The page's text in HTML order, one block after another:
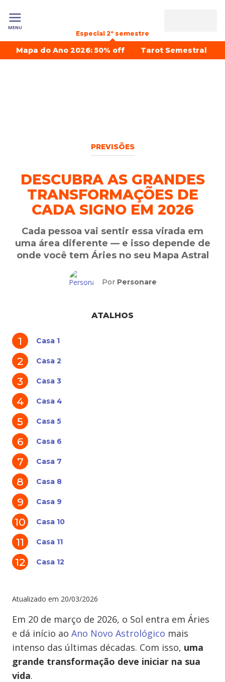
MENU
Especial 2º semestre
Mapa do Ano 2026: 50% off Tarot Semestral
PREVISÕES
DESCUBRA AS GRANDES
TRANSFORMAÇÕES DE
CADA SIGNO EM 2026
Cada pessoa vai sentir essa virada em
uma área diferente — e isso depende de
onde você tem Áries no seu Mapa Astral
Por Personare
ATALHOS
Casa 1
Casa 2
Casa 3
Casa 4
Casa 5
Casa 6
Casa 7
Casa 8
Casa 9
Casa 10
Casa 11
Casa 12
Atualizado em 20/03/2026
Em 20 de março de 2026, o Sol entra em Áries
e dá início ao Ano Novo Astrológico mais
intenso das últimas décadas. Com isso, uma
grande transformação deve iniciar na sua
vida.